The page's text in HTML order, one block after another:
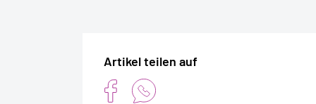
Artikel teilen auf